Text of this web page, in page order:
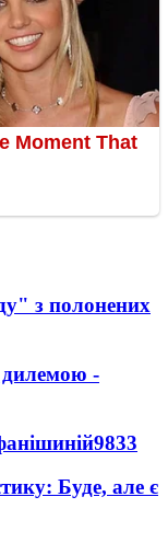
з полонених
дилемою -
9833
Буде, але є